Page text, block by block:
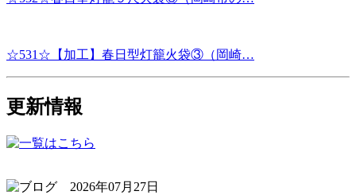
☆531☆【加工】春日型灯籠火袋③（岡崎…
更新情報
2026年07月27日